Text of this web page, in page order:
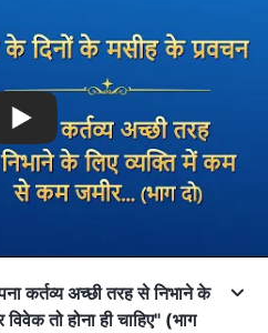
कर्तव्य अच्छी तरह से निभाने के
तो होना ही चाहिए" (भाग